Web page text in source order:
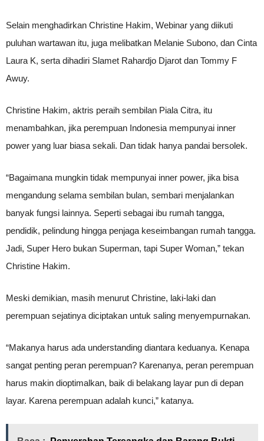
Selain menghadirkan Christine Hakim, Webinar yang diikuti
puluhan wartawan itu, juga melibatkan Melanie Subono, dan Cinta
Laura K, serta dihadiri Slamet Rahardjo Djarot dan Tommy F
Awuy.
Christine Hakim, aktris peraih sembilan Piala Citra, itu
menambahkan, jika perempuan Indonesia mempunyai inner
power yang luar biasa sekali. Dan tidak hanya pandai bersolek.
“Bagaimana mungkin tidak mempunyai inner power, jika bisa
mengandung selama sembilan bulan, sembari menjalankan
banyak fungsi lainnya. Seperti sebagai ibu rumah tangga,
pendidik, pelindung hingga penjaga keseimbangan rumah tangga.
Jadi, Super Hero bukan Superman, tapi Super Woman,” tekan
Christine Hakim.
Meski demikian, masih menurut Christine, laki-laki dan
perempuan sejatinya diciptakan untuk saling menyempurnakan.
“Makanya harus ada understanding diantara keduanya. Kenapa
sangat penting peran perempuan? Karenanya, peran perempuan
harus makin dioptimalkan, baik di belakang layar pun di depan
layar. Karena perempuan adalah kunci,” katanya.